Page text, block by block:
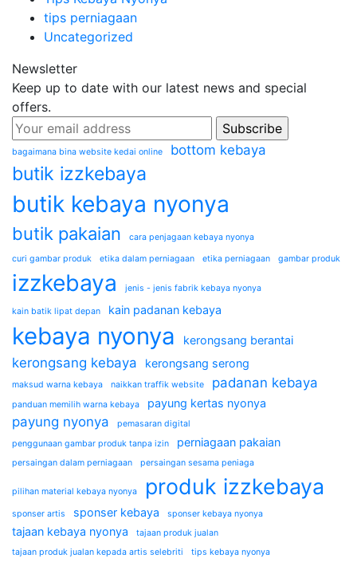
tips perniagaan
Uncategorized
Newsletter
Keep up to date with our latest news and special
offers.
bagaimana bina website kedai online bottom kebaya
butik izzkebaya
butik kebaya nyonya
butik pakaian cara penjagaan kebaya nyonya
curi gambar produk etika dalam perniagaan etika perniagaan gambar produk
izzkebaya jenis - jenis fabrik kebaya nyonya
kain batik lipat depan kain padanan kebaya
kebaya nyonya kerongsang berantai
kerongsang kebaya kerongsang serong
maksud warna kebaya naikkan traffik website padanan kebaya
panduan memilih warna kebaya payung kertas nyonya
payung nyonya
pemasaran digital
penggunaan gambar produk tanpa izin
perniagaan pakaian
persaingan dalam perniagaan persaingan sesama peniaga
pilihan material kebaya nyonya produk izzkebaya
sponser artis sponser kebaya sponser kebaya nyonya
tajaan kebaya nyonya
tajaan produk jualan
tajaan produk jualan kepada artis selebriti
tips kebaya nyonya